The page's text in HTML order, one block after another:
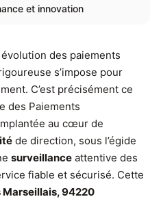
et innovation
des paiements
s’impose pour
C’est précisément ce
des Paiements
au cœur de
de direction, sous l’égide
surveillance attentive des
fiable et sécurisé. Cette
Marseillais, 94220